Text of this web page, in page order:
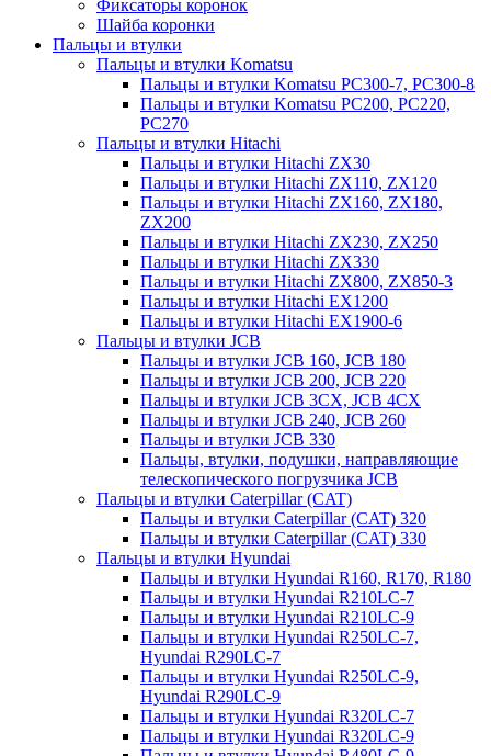
Фиксаторы коронок
Шайба коронки
Пальцы и втулки
Пальцы и втулки Komatsu
Пальцы и втулки Komatsu PC300-7, PC300-8
Пальцы и втулки Komatsu PC200, PC220,
PC270
Пальцы и втулки Hitachi
Пальцы и втулки Hitachi ZX30
Пальцы и втулки Hitachi ZX110, ZX120
Пальцы и втулки Hitachi ZX160, ZX180,
ZX200
Пальцы и втулки Hitachi ZX230, ZX250
Пальцы и втулки Hitachi ZX330
Пальцы и втулки Hitachi ZX800, ZX850-3
Пальцы и втулки Hitachi EX1200
Пальцы и втулки Hitachi EX1900-6
Пальцы и втулки JCB
Пальцы и втулки JCB 160, JCB 180
Пальцы и втулки JCB 200, JCB 220
Пальцы и втулки JCB 3CX, JCB 4CX
Пальцы и втулки JCB 240, JCB 260
Пальцы и втулки JCB 330
Пальцы, втулки, подушки, направляющие
телескопического погрузчика JCB
Пальцы и втулки Caterpillar (CAT)
Пальцы и втулки Caterpillar (CAT) 320
Пальцы и втулки Caterpillar (CAT) 330
Пальцы и втулки Hyundai
Пальцы и втулки Hyundai R160, R170, R180
Пальцы и втулки Hyundai R210LC-7
Пальцы и втулки Hyundai R210LC-9
Пальцы и втулки Hyundai R250LC-7,
Hyundai R290LC-7
Пальцы и втулки Hyundai R250LC-9,
Hyundai R290LC-9
Пальцы и втулки Hyundai R320LC-7
Пальцы и втулки Hyundai R320LC-9